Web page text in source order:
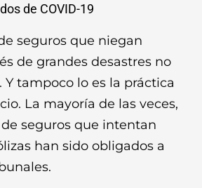
de COVID-19
seguros que niegan
de grandes desastres no
Y tampoco lo es la práctica
La mayoría de las veces,
seguros que intentan
han sido obligados a